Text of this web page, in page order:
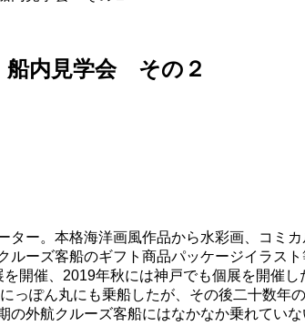
船内見学会 その２
ター。本格海洋画風作品から水彩画、コミ
ルーズ客船のギフト商品パッケージイラス
開催、2019年秋には神戸でも個展を開催
っぽん丸にも乗船したが、その後二十数
の外航クルーズ客船にはなかなか乗れてい